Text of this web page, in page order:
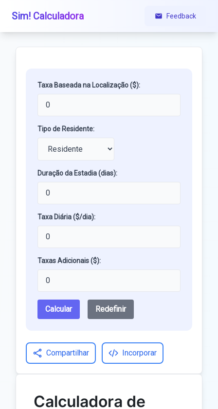
Sim! Calculadora Feedback
Taxa Baseada na Localização ($):
Tipo de Residente:
Duração da Estadia (dias):
Taxa Diária ($/dia):
Taxas Adicionais ($):
Calcular Redefinir
Compartilhar Incorporar
Calculadora de